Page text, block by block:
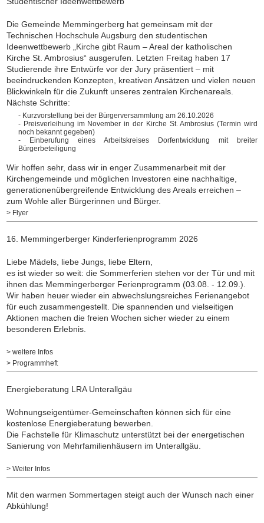
Die Gemeinde Memmingerberg hat gemeinsam mit der
Technischen Hochschule Augsburg den studentischen
Ideenwettbewerb „Kirche gibt Raum – Areal der katholischen
Kirche St. Ambrosius“ ausgerufen. Letzten Freitag haben 17
Studierende ihre Entwürfe vor der Jury präsentiert – mit
beeindruckenden Konzepten, kreativen Ansätzen und vielen neuen
Blickwinkeln für die Zukunft unseres zentralen Kirchenareals.
Nächste Schritte:
- Kurzvorstellung bei der Bürgerversammlung am 26.10.2026
⁠- Preisverleihung im November in der Kirche St. Ambrosius (Termin wird
noch bekannt gegeben)
- Einberufung eines Arbeitskreises Dorfentwicklung mit breiter
Bürgerbeteiligung
⁠Wir hoffen sehr, dass wir in enger Zusammenarbeit mit der
Kirchengemeinde und möglichen Investoren eine nachhaltige,
generationenübergreifende Entwicklung des Areals erreichen –
zum Wohle aller Bürgerinnen und Bürger.
> Flyer
16. Memmingerberger Kinderferienprogramm 2026
Liebe Mädels, liebe Jungs, liebe Eltern,
es ist wieder so weit: die Sommerferien stehen vor der Tür und mit
ihnen das Memmingerberger Ferienprogramm (03.08. - 12.09.).
Wir haben heuer wieder ein abwechslungsreiches Ferienangebot
für euch zusammengestellt. Die spannenden und vielseitigen
Aktionen machen die freien Wochen sicher wieder zu einem
besonderen Erlebnis.
> weitere Infos
> Programmheft
Energieberatung LRA Unterallgäu
Wohnungseigentümer-Gemeinschaften können sich für eine
kostenlose Energieberatung bewerben.
Die Fachstelle für Klimaschutz unterstützt bei der energetischen
Sanierung von Mehrfamilienhäusern im Unterallgäu.
> Weiter Infos
Mit den warmen Sommertagen steigt auch der Wunsch nach einer
Abkühlung!